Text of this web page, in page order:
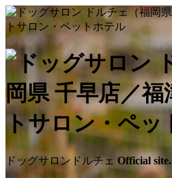
ド
ッ
グ
サ
ドッグサロンドルチェ Official site.